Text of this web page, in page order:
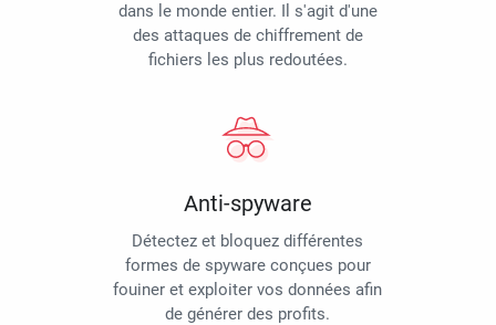
dans le monde entier. Il s'agit d'une
des attaques de chiffrement de
fichiers les plus redoutées.
Anti-spyware
Détectez et bloquez différentes
formes de spyware conçues pour
fouiner et exploiter vos données afin
de générer des profits.